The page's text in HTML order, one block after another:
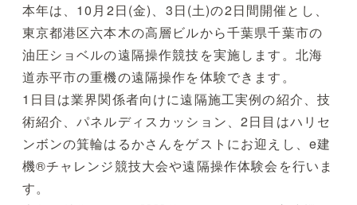
本年は、10月2日(金)、3日(土)の2日間開催とし、
東京都港区六本木の高層ビルから千葉県千葉市の
油圧ショベルの遠隔操作競技を実施します。北海
道赤平市の重機の遠隔操作を体験できます。
1日目は業界関係者向けに遠隔施工実例の紹介、技
術紹介、パネルディスカッション、2日目はハリセ
ンボンの箕輪はるかさんをゲストにお迎えし、e建
機®チャレンジ競技大会や遠隔操作体験会を行いま
す。